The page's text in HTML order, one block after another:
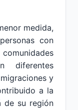
medida,
con
diferentes
y
a la
de su región